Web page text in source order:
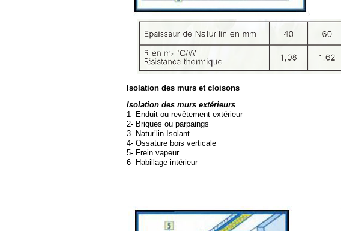
Isolation des murs et cloisons
Isolation des murs extérieurs
1- Enduit ou revêtement extérieur
2- Briques ou parpaings
3- Natur’lin Isolant
4- Ossature bois verticale
5- Frein vapeur
6- Habillage intérieur